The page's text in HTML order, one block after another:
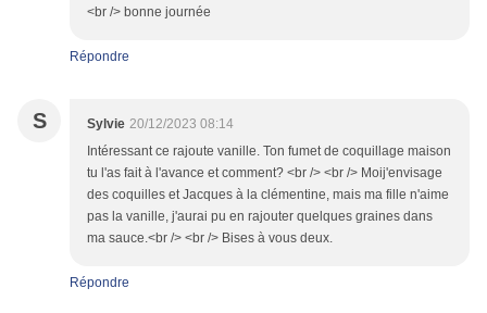
<br /> bonne journée
Répondre
S Sylvie 20/12/2023 08:14
Intéressant ce rajoute vanille. Ton fumet de coquillage maison
tu l'as fait à l'avance et comment? <br /> <br /> Moij'envisage
des coquilles et Jacques à la clémentine, mais ma fille n'aime
pas la vanille, j'aurai pu en rajouter quelques graines dans
ma sauce.<br /> <br /> Bises à vous deux.
Répondre